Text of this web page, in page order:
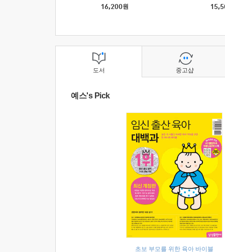
16,200원
도서
예스's Pick
초보 부모를 위한 육아 바이블
중고샵